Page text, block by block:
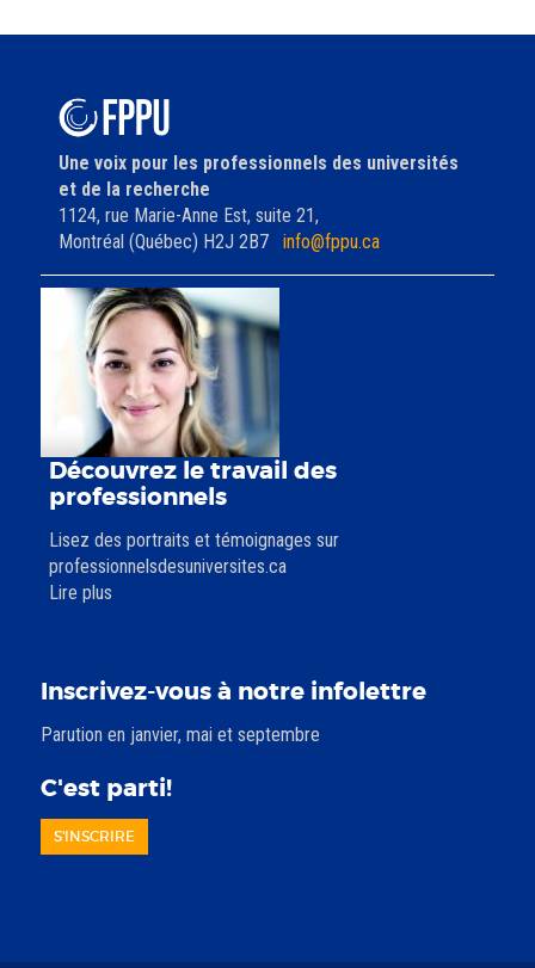
Une voix pour les professionnels des universités
et de la recherche
1124, rue Marie-Anne Est, suite 21,
Montréal (Québec) H2J 2B7 info@fppu.ca
Découvrez le travail des
professionnels
Lisez des portraits et témoignages sur
professionnelsdesuniversites.ca
Lire plus
Inscrivez-vous à notre infolettre
Parution en janvier, mai et septembre
C'est parti!
S'INSCRIRE